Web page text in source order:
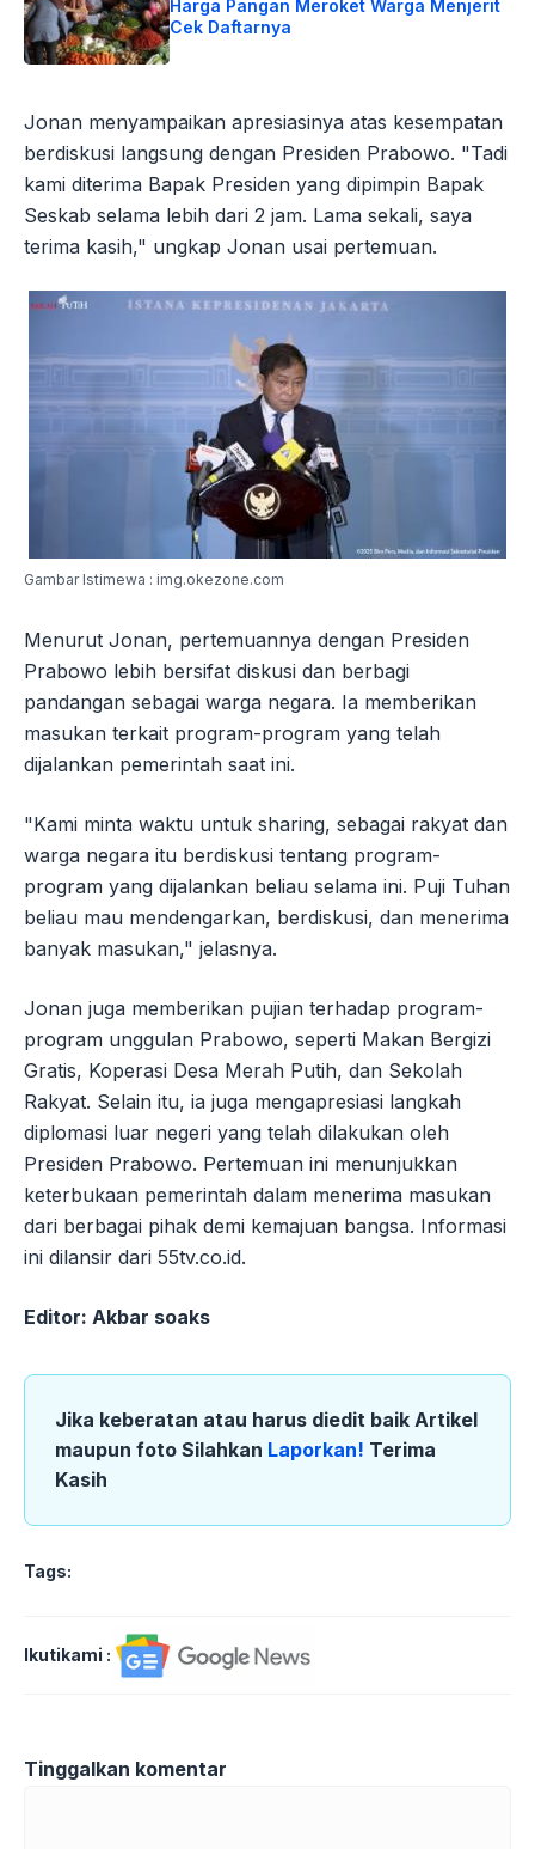
Harga Pangan Meroket Warga Menjerit
Cek Daftarnya
Jonan menyampaikan apresiasinya atas kesempatan
berdiskusi langsung dengan Presiden Prabowo. "Tadi
kami diterima Bapak Presiden yang dipimpin Bapak
Seskab selama lebih dari 2 jam. Lama sekali, saya
terima kasih," ungkap Jonan usai pertemuan.
Gambar Istimewa : img.okezone.com
Menurut Jonan, pertemuannya dengan Presiden
Prabowo lebih bersifat diskusi dan berbagi
pandangan sebagai warga negara. Ia memberikan
masukan terkait program-program yang telah
dijalankan pemerintah saat ini.
"Kami minta waktu untuk sharing, sebagai rakyat dan
warga negara itu berdiskusi tentang program-
program yang dijalankan beliau selama ini. Puji Tuhan
beliau mau mendengarkan, berdiskusi, dan menerima
banyak masukan," jelasnya.
Jonan juga memberikan pujian terhadap program-
program unggulan Prabowo, seperti Makan Bergizi
Gratis, Koperasi Desa Merah Putih, dan Sekolah
Rakyat. Selain itu, ia juga mengapresiasi langkah
diplomasi luar negeri yang telah dilakukan oleh
Presiden Prabowo. Pertemuan ini menunjukkan
keterbukaan pemerintah dalam menerima masukan
dari berbagai pihak demi kemajuan bangsa. Informasi
ini dilansir dari 55tv.co.id.
Editor: Akbar soaks
Jika keberatan atau harus diedit baik Artikel
maupun foto Silahkan Laporkan! Terima
Kasih
Tags:
Ikutikami :
Tinggalkan komentar